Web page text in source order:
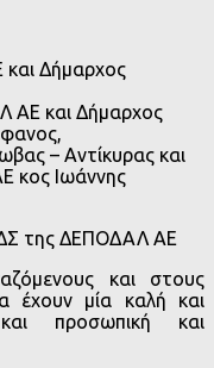
Δήμαρχος
ΑΕ και Δήμαρχος
– Αντίκυρας και
κος Ιωάννης
ΔΣ της ΔΕΠΟΔΑΛ ΑΕ
και στους
μία καλή και
προσωπική και